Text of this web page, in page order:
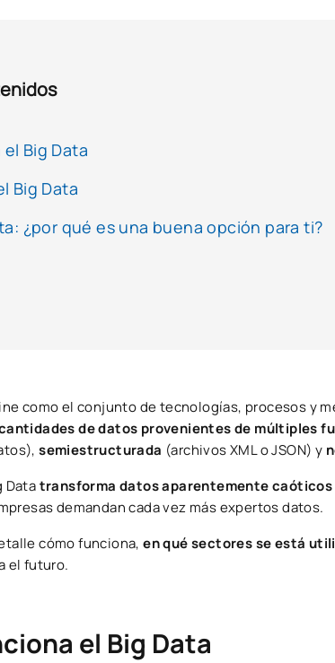
Big Data
Big Data
¿por qué es una buena opción para ti?
como el conjunto de tecnologías, procesos y
de datos provenientes de múltiples
semiestructurada (archivos XML o JSON) y
Datatransforma datos aparentemente
demandan cada vez más expertos datos.
cómo funciona,en qué sectores se está
el futuro.
el Big Data